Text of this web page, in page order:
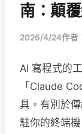
南：顛
2026/4/24作者
AI 寫程式的
「Claude
具。有別於
駐你的終端